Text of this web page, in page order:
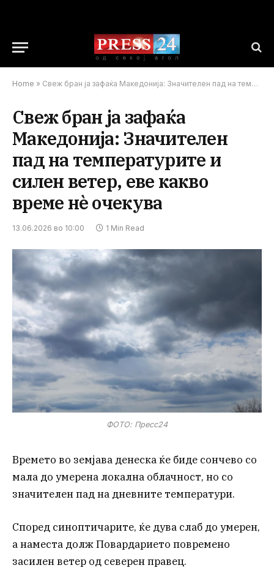
Home » Свеж бран ја зафаќа Македонија: Значителен пад на температурите и силен ветер, еве какво време нè очекува
Свеж бран ја зафаќа
Македонија: Значителен
пад на температурите и
силен ветер, еве какво
време нè очекува
13.06.2026 во 10:00 1 Min Read
ФОТО: Пресс24
Времето во земјава денеска ќе биде сончево со
мала до умерена локална облачност, но со
значителен пад на дневните температури.
Според синоптичарите, ќе дува слаб до умерен,
а наместа долж Повардарието повремено
засилен ветер од северен правец.